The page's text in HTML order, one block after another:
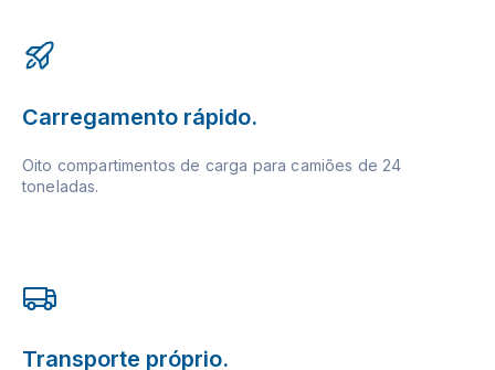
Carregamento rápido.
Oito compartimentos de carga para camiões de 24
toneladas.
Transporte próprio.